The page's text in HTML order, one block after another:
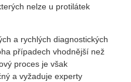
nelze u protilátek
a rychlých diagnostických
případech vhodnější než
proces je však
a vyžaduje experty